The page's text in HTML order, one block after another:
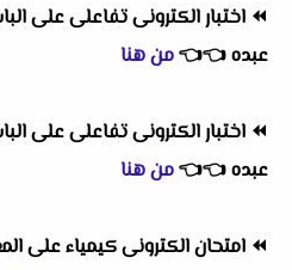
⏪ اختبار الكترونى تفاعلى على
عبده👈
👈من هنا
⏪ اختبار الكترونى تفاعلى على
عبده👈
👈من هنا
⏪ امتحان الكترونى كيمياء على